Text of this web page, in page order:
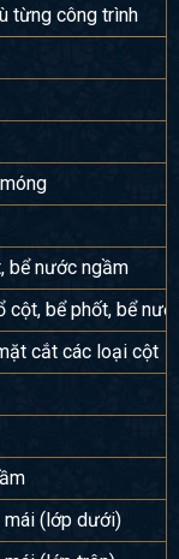
từng công trình
bể nước ngầm
cột, bể phốt, bể
cắt các loại cột
mái (lớp dưới)